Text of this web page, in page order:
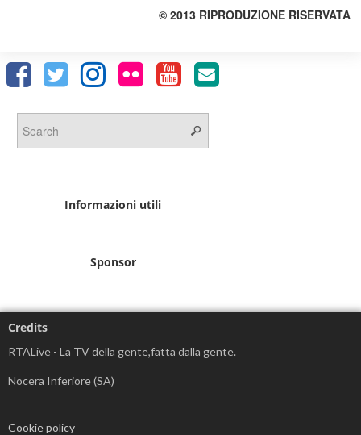
© 2013 RIPRODUZIONE RISERVATA
Informazioni utili
Sponsor
Credits
RTALive - La TV della gente,fatta dalla gente.
Nocera Inferiore (SA)
Cookie policy